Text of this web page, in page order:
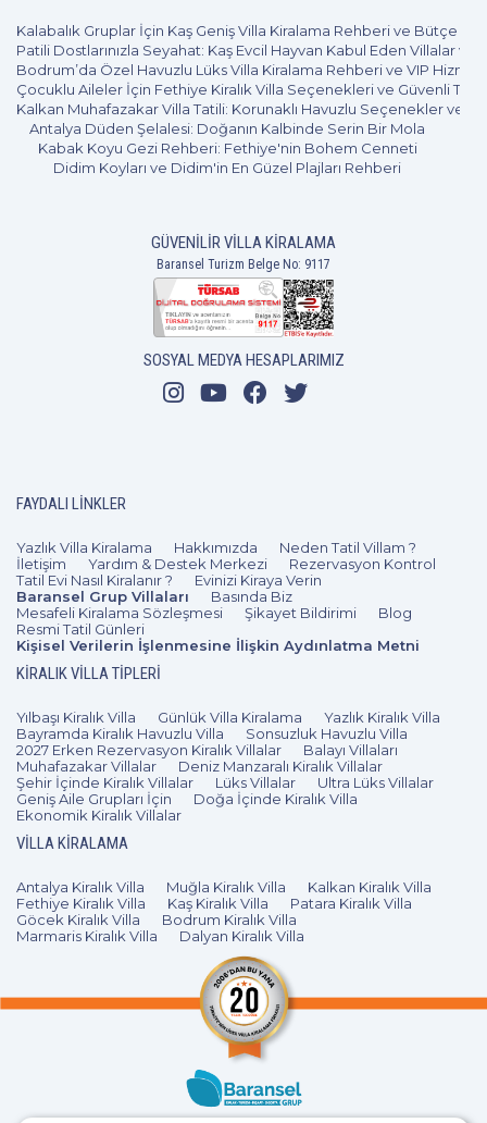
2 Kişi
Kalabalık Gruplar İçin Kaş Geniş Villa Kiralama Rehberi ve Bütçe
Patili Dostlarınızla Seyahat: Kaş Evcil Hayvan Kabul Eden Villalar ve
Bodrum’da Özel Havuzlu Lüks Villa Kiralama Rehberi ve VIP
Çocuklu Aileler İçin Fethiye Kiralık Villa Seçenekleri ve Güvenli
Kalkan Muhafazakar Villa Tatili: Korunaklı Havuzlu Seçenekler ve
Antalya Düden Şelalesi: Doğanın Kalbinde Serin Bir Mola
Kabak Koyu Gezi Rehberi: Fethiye'nin Bohem Cenneti
Didim Koyları ve Didim'in En Güzel Plajları Rehberi
GÜVENILIR VILLA KIRALAMA
Baransel Turizm Belge No: 9117
SOSYAL MEDYA HESAPLARIMIZ
FAYDALI LINKLER
Yazlık Villa Kiralama Hakkımızda
Neden Tatil Villam ?
İletişim
Yardım & Destek Merkezi
Rezervasyon Kontrol
Tatil Evi Nasıl Kiralanır ?
Evinizi Kiraya Verin
Baransel Grup Villaları
Basında Biz
Mesafeli Kiralama Sözleşmesi
Şikayet Bildirimi
Blog
Resmi Tatil Günleri
Kişisel Verilerin İşlenmesine İlişkin Aydınlatma Metni
KIRALIK VILLA TIPLERI
Yılbaşı Kiralık Villa Günlük Villa Kiralama
Yazlık Kiralık Villa
Bayramda Kiralık Havuzlu Villa
Sonsuzluk Havuzlu Villa
2027 Erken Rezervasyon Kiralık Villalar
Balayı Villaları
Muhafazakar Villalar
Deniz Manzaralı Kiralık Villalar
Şehir İçinde Kiralık Villalar
Lüks Villalar
Ultra Lüks Villalar
Geniş Aile Grupları İçin
Doğa İçinde Kiralık Villa
Ekonomik Kiralık Villalar
VILLA KIRALAMA
Antalya Kiralık Villa Muğla Kiralık Villa
Kalkan Kiralık Villa
Fethiye Kiralık Villa
Kaş Kiralık Villa
Patara Kiralık Villa
Göcek Kiralık Villa
Bodrum Kiralık Villa
Marmaris Kiralık Villa
Dalyan Kiralık Villa